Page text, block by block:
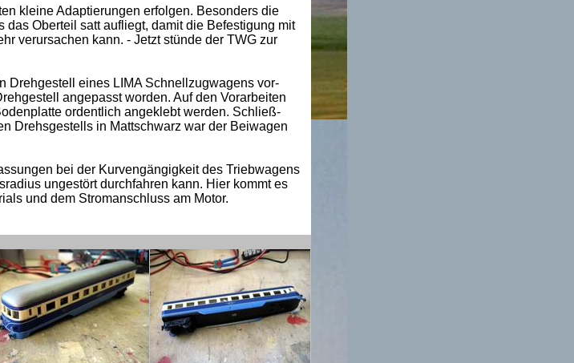
kleine Adaptierungen erfolgen. Besonders die
Oberteil satt aufliegt, damit die Befestigung mit
verursachen kann. - Jetzt stünde der TWG zur
Drehgestell eines LIMA Schnellzugwagens vor-
angepasst worden. Auf den Vorarbeiten
ordentlich angeklebt werden. Schließ-
Drehsgestells in Mattschwarz war der Beiwagen
bei der Kurvengängigkeit des Triebwagens
ungestört durchfahren kann. Hier kommt es
und dem Stromanschluss am Motor.